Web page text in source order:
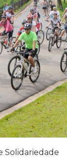
Solidariedade